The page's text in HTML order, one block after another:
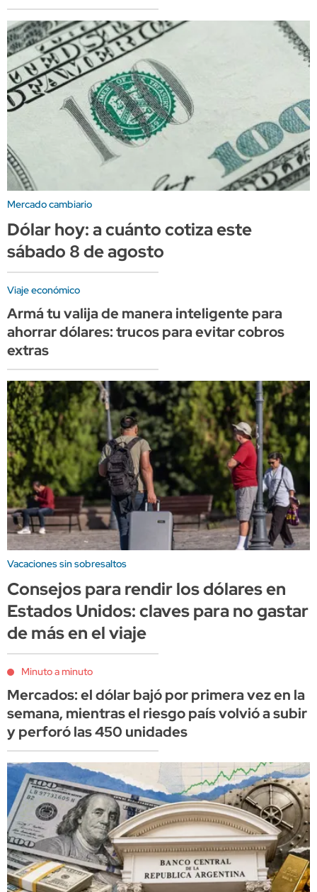
Mercado cambiario
Dólar hoy: a cuánto cotiza este
sábado 8 de agosto
Viaje económico
Armá tu valija de manera inteligente para
ahorrar dólares: trucos para evitar cobros
extras
Vacaciones sin sobresaltos
Consejos para rendir los dólares en
Estados Unidos: claves para no gastar
de más en el viaje
Minuto a minuto
Mercados: el dólar bajó por primera vez en la
semana, mientras el riesgo país volvió a subir
y perforó las 450 unidades